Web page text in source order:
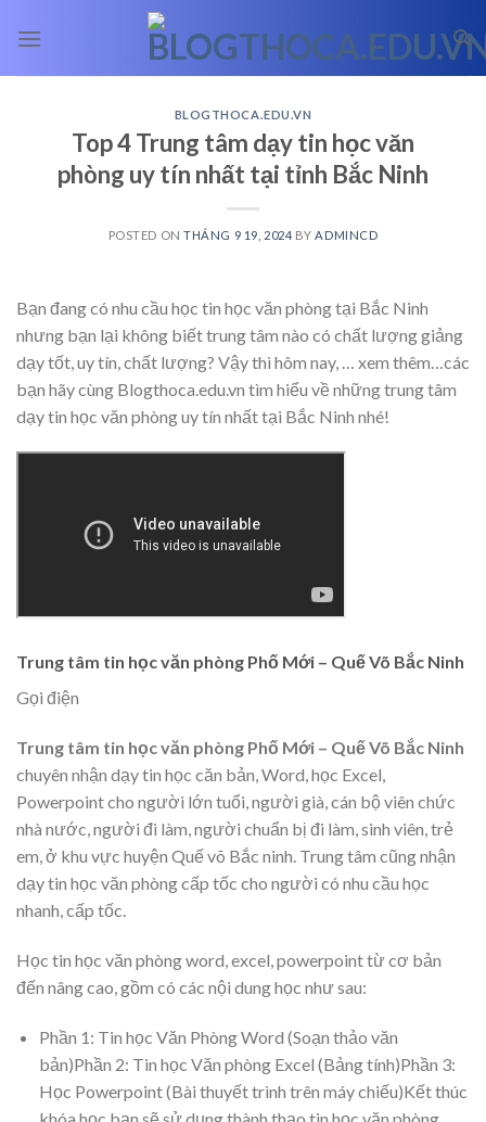
BLOGTHOCA.EDU.VN
Top 4 Trung tâm dạy tin học văn
phòng uy tín nhất tại tỉnh Bắc Ninh
POSTED ONTHÁNG 9 19, 2024 BY ADMINCD
Bạn đang có nhu cầu học tin học văn phòng tại Bắc Ninh
nhưng bạn lại không biết trung tâm nào có chất lượng giảng
dạy tốt, uy tín, chất lượng? Vậy thì hôm nay,
… xem thêm… các
bạn hãy cùng Blogthoca.edu.vn tìm hiểu về những trung tâm
dạy tin học văn phòng uy tín nhất tại Bắc Ninh nhé!
Trung tâm tin học văn phòng Phố Mới – Quế Võ Bắc Ninh
Gọi điện
Trung tâm tin học văn phòng Phố Mới – Quế Võ Bắc Ninh
chuyên nhận dạy tin học căn bản, Word, học Excel,
Powerpoint cho người lớn tuổi, người già, cán bộ viên chức
nhà nước, người đi làm, người chuẩn bị đi làm, sinh viên, trẻ
em, ở khu vực huyện Quế võ Bắc ninh. Trung tâm cũng nhận
dạy tin học văn phòng cấp tốc cho người có nhu cầu học
nhanh, cấp tốc.
Học tin học văn phòng word, excel, powerpoint từ cơ bản
đến nâng cao, gồm có các nội dung học như sau:
Phần 1: Tin học Văn Phòng Word (Soạn thảo văn
bản)Phần 2: Tin học Văn phòng Excel (Bảng tính)Phần 3:
Học Powerpoint (Bài thuyết trình trên máy chiếu)Kết thúc
khóa học bạn sẽ sử dụng thành thạo tin học văn phòng